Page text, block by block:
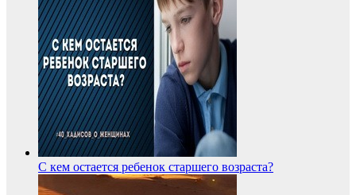
С кем остается ребенок старшего возраста?